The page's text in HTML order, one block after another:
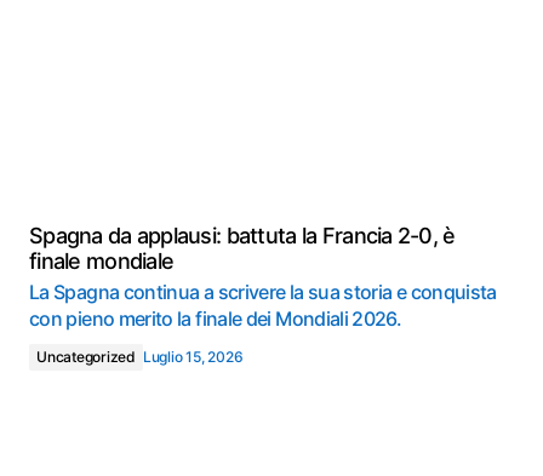
Spagna da applausi: battuta la Francia 2-0, è
finale mondiale
La Spagna continua a scrivere la sua storia e conquista
con pieno merito la finale dei Mondiali 2026.
Uncategorized Luglio 15, 2026